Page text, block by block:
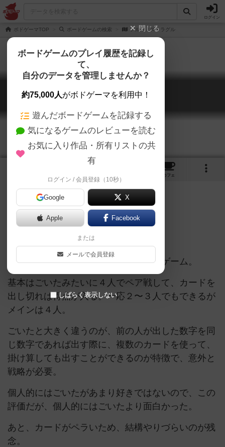
ログイン
ボドゲーマTOP ボードゲームの検索 アルケミストラグル
アルケミストラグル
Alchemy-Struggle
カフェ
ゲームマーケット2016（神戸） 日本作
ごいたの進化系のようなペア戦カードゲーム。
基本はごいたみたいに４人でペア戦して、カードを
出し切れば得点が入る。一応２〜３人でもできるが
メインは４人。
ごいたと大きく違うのが、前の人が出した数字を同
じ数字であれば出す際に、複数のカードを使って、
掛け算しても出すことができるのが特徴で、意外と
戦略が必要。
個人的にはごいたがあまり好きではないので、この
評価だが、個人的にはごいたより面白かった。
あと、カードがペラいため、結構やりづらいのが残
念。
閉じる
ボードゲームのプレイ履歴を記録し
て、
自分のデータを管理しませんか？
約75,000人がボドゲーマを利用中！
遊んだボードゲームを記録する
気になるゲームのレビューを読む
お気に入り作品・所有リストの共
有
ログイン / 会員登録（10秒）
Google X
Apple Facebook
または
メールで会員登録
しばらく表示しない